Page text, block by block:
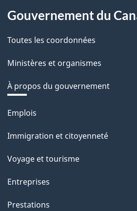
Gouvernement du
Toutes les coordonnées
Ministères et organismes
À propos du gouvernement
Thèmes
sujets
Emplois
Immigration et citoyenneté
Voyage et tourisme
Entreprises
Prestations